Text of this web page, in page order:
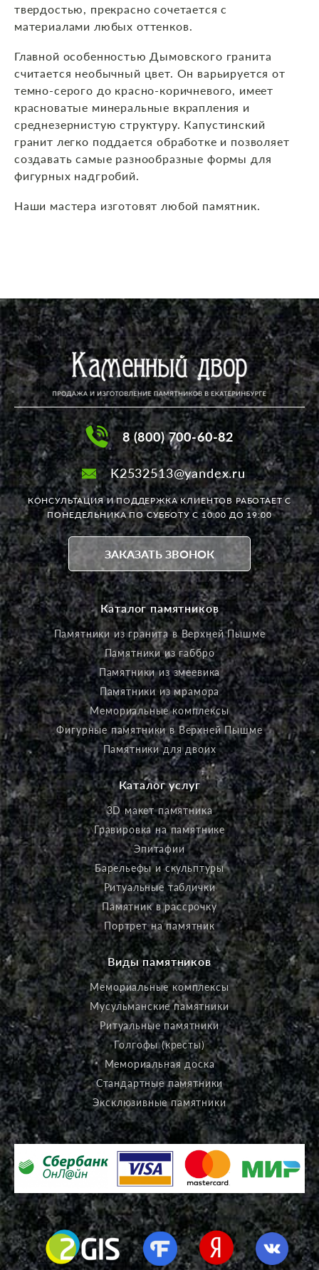
твердостью, прекрасно сочетается с
материалами любых оттенков.
Главной особенностью Дымовского гранита
считается необычный цвет. Он варьируется от
темно-серого до красно-коричневого, имеет
красноватые минеральные вкрапления и
среднезернистую структуру. Капустинский
гранит легко поддается обработке и позволяет
создавать самые разнообразные формы для
фигурных надгробий.
Наши мастера изготовят любой памятник.
8 (800) 700-60-82
K2532513@yandex.ru
КОНСУЛЬТАЦИЯ И ПОДДЕРЖКА КЛИЕНТОВ РАБОТАЕТС
ПОНЕДЕЛЬНИКА ПО СУББОТУ С 10:00 ДО 19:00
ЗАКАЗАТЬ ЗВОНОК
Каталог памятников
Памятники из гранита в Верхней Пышме
Памятники из габбро
Памятники из змеевика
Памятники из мрамора
Мемориальные комплексы
Фигурные памятники в Верхней Пышме
Памятники для двоих
Каталог услуг
3D макет памятника
Гравировка на памятнике
Эпитафии
Барельефы и скульптуры
Ритуальные таблички
Памятник в рассрочку
Портрет на памятник
Виды памятников
Мемориальные комплексы
Мусульманские памятники
Ритуальные памятники
Голгофы (кресты)
Мемориальная доска
Стандартные памятники
Эксклюзивные памятники